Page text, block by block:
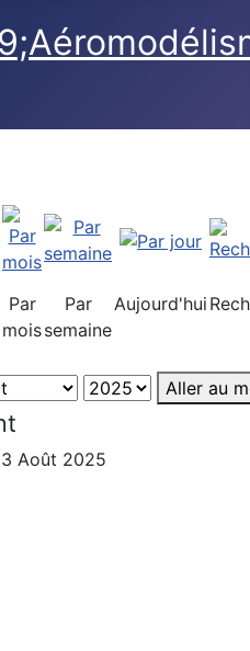
Par
mois
Par
semaine
Aujourd'hui
Aller au
Août 2025